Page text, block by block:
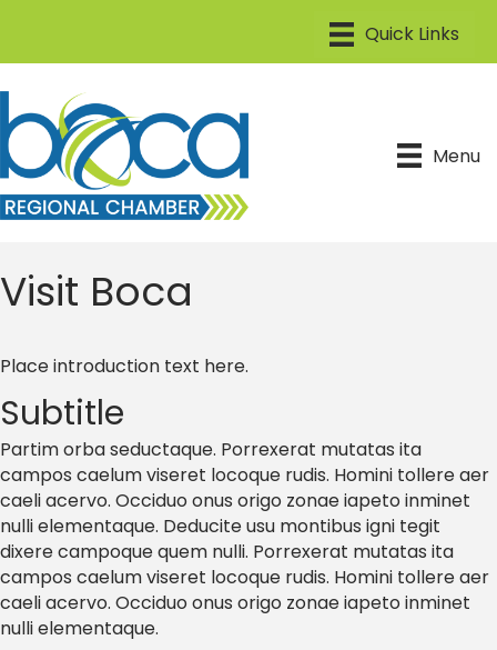
Menu
Visit Boca
Place introduction text here.
Subtitle
Partim orba seductaque. Porrexerat mutatas ita
campos caelum viseret locoque rudis. Homini tollere aer
caeli acervo. Occiduo onus origo zonae iapeto inminet
nulli elementaque. Deducite usu montibus igni tegit
dixere campoque quem nulli. Porrexerat mutatas ita
campos caelum viseret locoque rudis. Homini tollere aer
caeli acervo. Occiduo onus origo zonae iapeto inminet
nulli elementaque.